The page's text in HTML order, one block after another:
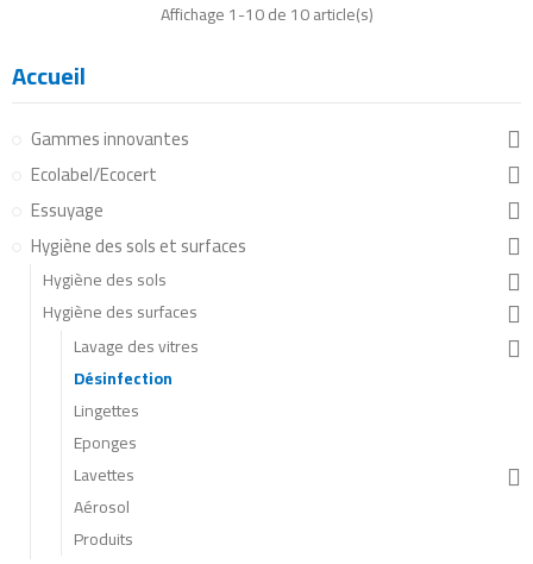
Affichage 1-10 de 10 article(s)
Accueil
Gammes innovantes
Ecolabel/Ecocert
Essuyage
Hygiène des sols et surfaces
Hygiène des sols
Hygiène des surfaces
Lavage des vitres
Désinfection
Lingettes
Eponges
Lavettes
Aérosol
Produits